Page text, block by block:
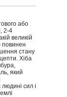
або
2-4
великій
повинен
стану
Хіба
який
сил і